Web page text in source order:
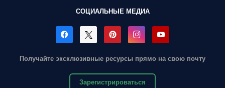
СОЦИАЛЬНЫЕ МЕДИА
Получайте эксклюзивные ресурсы прямо на свою почту
Зарегистрироваться